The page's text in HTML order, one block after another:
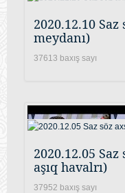
2020.12.10 Saz
meydanı)
37613 baxış sayı
2020.12.05
aşıq havalrı)
37952 baxış sayı